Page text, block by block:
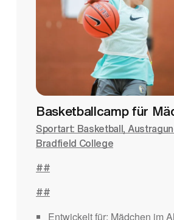
Basketballcamp für
Sportart: Basketball,
Bradfield College
##
##
Entwickelt für: Mädchen im